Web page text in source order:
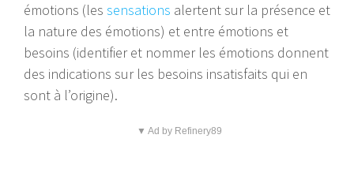
émotions (les sensations alertent sur la présence et
la nature des émotions) et entre émotions et
besoins (identifier et nommer les émotions donnent
des indications sur les besoins insatisfaits qui en
sont à l’origine).
▼ Ad by Refinery89